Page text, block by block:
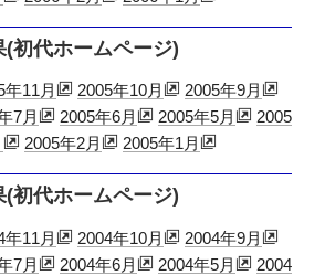
初代ホームページ)
年11月 2005年10月
2005年9月
7月 2005年6月 2005年5月
2005
2005年2月 2005年1月
初代ホームページ)
年11月 2004年10月
2004年9月
7月 2004年6月 2004年5月
2004